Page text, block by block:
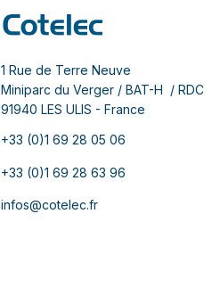
1 Rue de Terre Neuve
Miniparc du Verger / BAT-H / RDC
91940 LES ULIS - France
+33 (0)1 69 28 05 06
+33 (0)1 69 28 63 96
infos@cotelec.fr